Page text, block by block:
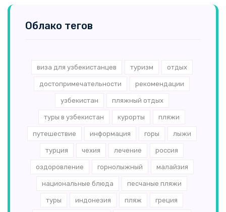
Облако тегов
виза для узбекистанцев туризм отдых
достопримечательности рекомендации
узбекистан пляжный отдых
туры в узбекистан курорты пляжи
путешествие информация горы лыжи
турция чехия лечение россия
оздоровление горнолыжный малайзия
национальные блюда песчаные пляжи
туры индонезия пляж греция